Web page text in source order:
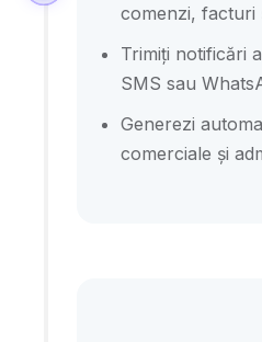
comenzi, facturi
Trimiți notificări
SMS sau
Generezi
comerciale și